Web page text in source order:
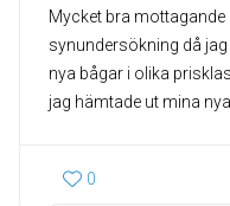
Mycket bra
synundersökning då
nya bågar i olika
jag hämtade ut mina
0